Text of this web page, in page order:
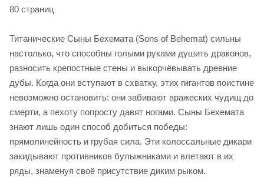
80 страниц
Титанические Сыны Бехемата (Sons of Behemat) сильны
настолько, что способны голыми руками душить драконов,
разносить крепостные стены и выкорчёвывать древние
дубы. Когда они вступают в схватку, этих гигантов поистине
невозможно остановить: они забивают вражеских чудищ до
смерти, а пехоту попросту давят ногами. Сыны Бехемата
знают лишь один способ добиться победы:
прямолинейность и грубая сила. Эти колоссальные дикари
закидывают противников булыжниками и влетают в их
ряды, знаменуя своё присутствие диким рыком.